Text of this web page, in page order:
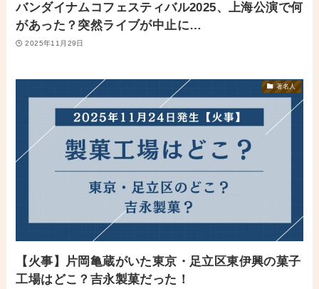
バンダイナムコフェスティバル2025、上海公演で何
があった？突然ライブが中止に…
2025年11月29日
著名人
【火事】片岡亀蔵がいた東京・足立区東伊興の菓子
工場はどこ？吉永製菓だった！